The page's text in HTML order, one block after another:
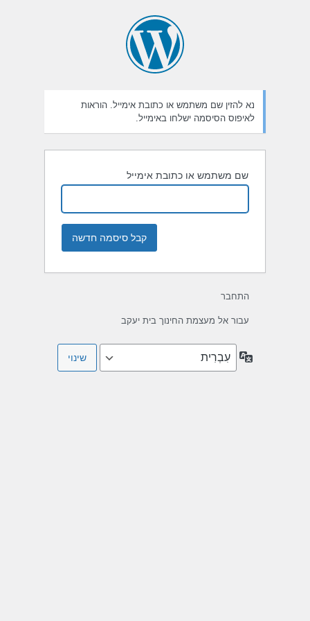
נא להזין שם משתמש או כתובת אימייל. הוראות
לאיפוס הסיסמה ישלחו באימייל.
שם משתמש או כתובת אימייל
התחבר
עבור אל מעצמת החינוך בית יעקב
שפה